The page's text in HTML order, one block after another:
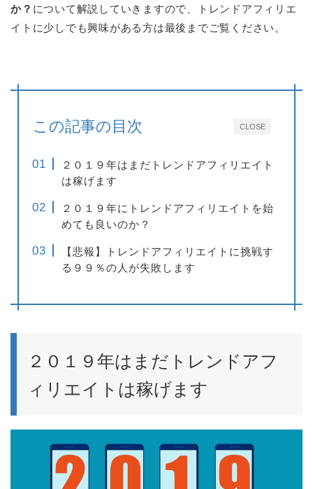
か？ について解説していきますので、トレンドアフィリエ
イトに少しでも興味がある方は最後までご覧ください。
CLOSE
この記事の目次
２０１９年はまだトレンドアフィリエイト
は稼げます
２０１９年にトレンドアフィリエイトを始
めても良いのか？
【悲報】トレンドアフィリエイトに挑戦す
る９９％の人が失敗します
２０１９年はまだトレンドアフ
ィリエイトは稼げます